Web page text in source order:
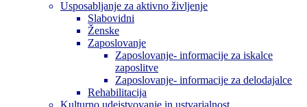
Usposabljanje za aktivno življenje
Slabovidni
Ženske
Zaposlovanje
Zaposlovanje- informacije za iskalce
zaposlitve
Zaposlovanje- informacije za delodajalce
Rehabilitacija
Kulturno udejstvovanje in ustvarjalnost